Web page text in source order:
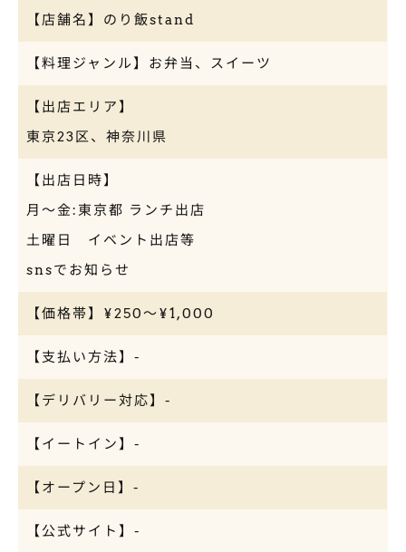
【店舗名】のり飯stand
【料理ジャンル】お弁当、スイーツ
【出店エリア】
東京23区、神奈川県
【出店日時】
月〜金:東京都 ランチ出店
土曜日 イベント出店等
snsでお知らせ
【価格帯】¥250～¥1,000
【支払い方法】-
【デリバリー対応】-
【イートイン】-
【オープン日】-
【公式サイト】-